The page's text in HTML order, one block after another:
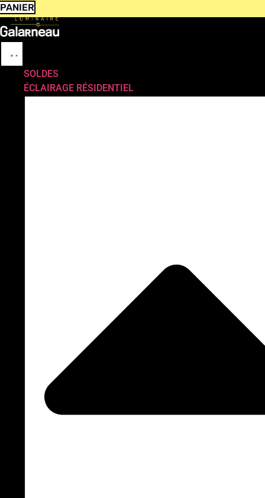
PANIER
SOLDES
ÉCLAIRAGE RÉSIDENTIEL